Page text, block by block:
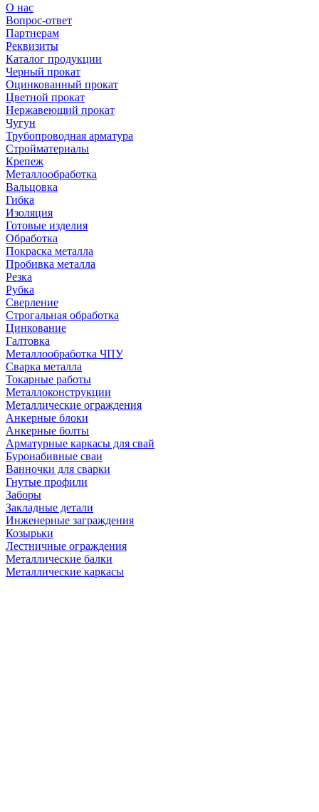
О нас
Вопрос-ответ
Партнерам
Реквизиты
Каталог продукции
Черный прокат
Оцинкованный прокат
Цветной прокат
Нержавеющий прокат
Чугун
Трубопроводная арматура
Стройматериалы
Крепеж
Металлообработка
Вальцовка
Гибка
Изоляция
Готовые изделия
Обработка
Покраска металла
Пробивка металла
Резка
Рубка
Сверление
Строгальная обработка
Цинкование
Галтовка
Металлообработка ЧПУ
Сварка металла
Токарные работы
Металлоконструкции
Металлические ограждения
Анкерные блоки
Анкерные болты
Арматурные каркасы для свай
Буронабивные сваи
Ванночки для сварки
Гнутые профили
Заборы
Закладные детали
Инженерные заграждения
Козырьки
Лестничные ограждения
Металлические балки
Металлические каркасы